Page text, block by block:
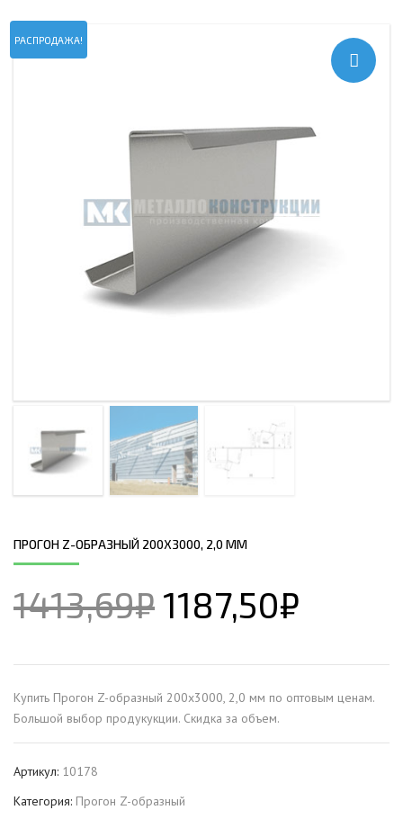
РАСПРОДАЖА!
ПРОГОН Z-ОБРАЗНЫЙ 200Х3000, 2,0 ММ
1413,69₽ 1187,50₽
Купить Прогон Z-образный 200х3000, 2,0 мм по оптовым ценам.
Большой выбор продукукции. Скидка за объем.
Артикул: 10178
Категория: Прогон Z-образный